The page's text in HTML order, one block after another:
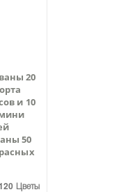
20
и 10
50
Цветы